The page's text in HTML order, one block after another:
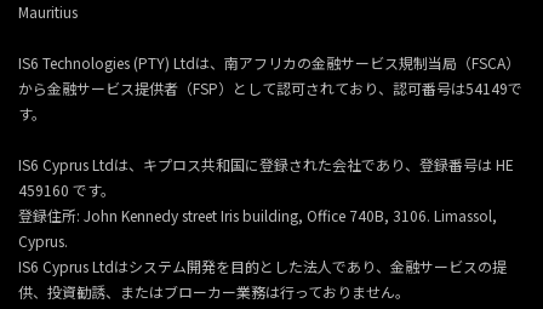
Mauritius
IS6 Technologies (PTY) Ltdは、南アフリカの金融サービス規制当局（FSCA）
から金融サービス提供者（FSP）として認可されており、認可番号は54149で
す。
IS6 Cyprus Ltdは、キプロス共和国に登録された会社であり、登録番号は HE
459160 です。
登録住所: John Kennedy street Iris building, Office 740B, 3106. Limassol,
Cyprus.
IS6 Cyprus Ltdはシステム開発を目的とした法人であり、金融サービスの提
供、投資勧誘、またはブローカー業務は行っておりません。